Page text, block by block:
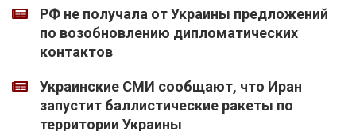
РФ не получала от Украины предложений
по возобновлению дипломатических
контактов
Украинские СМИ сообщают, что Иран
запустит баллистические ракеты по
территории Украины